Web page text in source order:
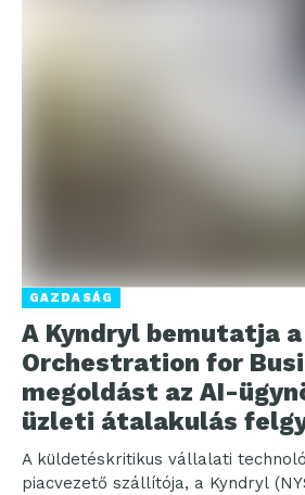
GAZDASÁG
A Kyndryl bemutatja a
Orchestration for
megoldást az AI-
üzleti átalakulás
A küldetéskritikus vállalati
piacvezető szállítója, a Kyndryl